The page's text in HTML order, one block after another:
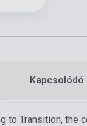
Kapcsolódó
to Transition,